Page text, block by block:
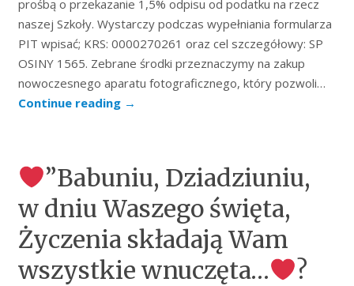
prośbą o przekazanie 1,5% odpisu od podatku na rzecz
naszej Szkoły. Wystarczy podczas wypełniania formularza
PIT wpisać; KRS: 0000270261 oraz cel szczegółowy: SP
OSINY 1565. Zebrane środki przeznaczymy na zakup
nowoczesnego aparatu fotograficznego, który pozwoli…
Continue reading →
”Babuniu, Dziadziuniu,
w dniu Waszego święta,
Życzenia składają Wam
wszystkie wnuczęta…
?